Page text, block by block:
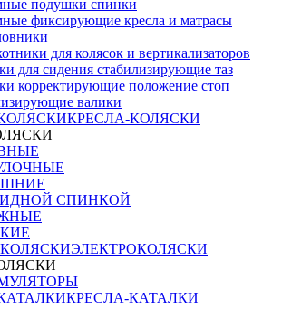
подушки спинки
фиксирующие кресла и матрасы
для колясок и вертикализаторов
для сидения стабилизирующие таз
корректирующие положение стоп
валики
КРЕСЛА-КОЛЯСКИ
СПИНКОЙ
ЭЛЕКТРОКОЛЯСКИ
КРЕСЛА-КАТАЛКИ